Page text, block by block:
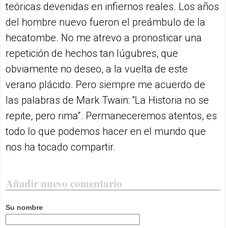
teóricas devenidas en infiernos reales. Los años
del hombre nuevo fueron el preámbulo de la
hecatombe. No me atrevo a pronosticar una
repetición de hechos tan lúgubres, que
obviamente no deseo, a la vuelta de este
verano plácido. Pero siempre me acuerdo de
las palabras de Mark Twain: “La Historia no se
repite, pero rima”. Permaneceremos atentos, es
todo lo que podemos hacer en el mundo que
nos ha tocado compartir.
Añadir nuevo comentario
Su nombre